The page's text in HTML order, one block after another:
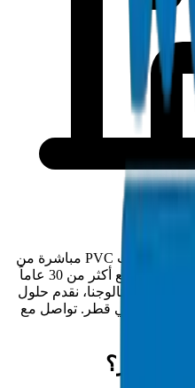
تخدم كراون بلاستيك مقاولي قطر بتوريد مذيبات PVC مباشرة من
المصنع من منشأتنا المعتمدة ISO 9001:2015. مع أكثر من 30 عاماً
من خبرة التصنيع في الخليج و5000+ منتج في كتالوجنا، نقدم حلول
التحتية في قطر. تواصل مع